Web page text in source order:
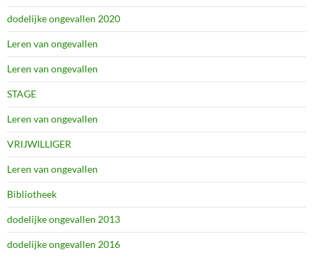
dodelijke ongevallen 2020
Leren van ongevallen
Leren van ongevallen
STAGE
Leren van ongevallen
VRIJWILLIGER
Leren van ongevallen
Bibliotheek
dodelijke ongevallen 2013
dodelijke ongevallen 2016